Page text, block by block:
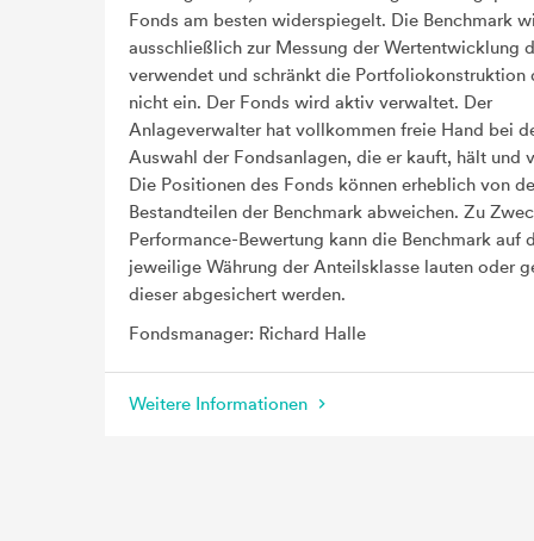
Fonds am besten widerspiegelt. Die Benchmark
ausschließlich zur Messung der Wertentwicklung
verwendet und schränkt die Portfoliokonstruktion
nicht ein. Der Fonds wird aktiv verwaltet. Der
Anlageverwalter hat vollkommen freie Hand bei
Auswahl der Fondsanlagen, die er kauft, hält und
Die Positionen des Fonds können erheblich von
Bestandteilen der Benchmark abweichen. Zu
Performance-Bewertung kann die Benchmark auf
jeweilige Währung der Anteilsklasse lauten oder
dieser abgesichert werden.
Fondsmanager: Richard Halle
Weitere Informationen